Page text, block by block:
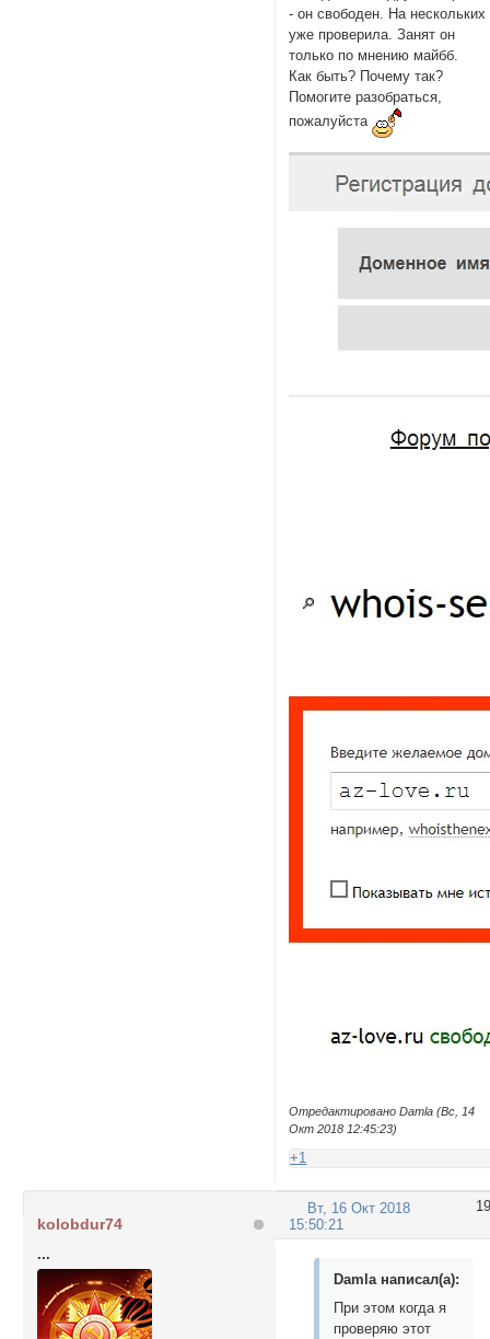
- он свободен. На нескольких
уже проверила. Занят он
только по мнению майбб.
Как быть? Почему так?
Помогите разобраться,
пожалуйста
Отредактировано Damla (Вс, 14
Окт 2018 12:45:23)
+1
19
Вт, 16 Окт 2018
15:50:21
kolobdur74
...
Damla написал(а):
При этом когда я
проверяю этот